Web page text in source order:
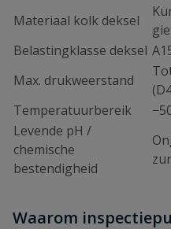
Materiaal kolk deksel
Belastingklasse deksel
Max. drukweerstand
Temperatuurbereik
Levende pH /
chemische
bestendigheid
Waarom